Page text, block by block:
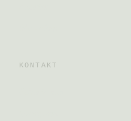
KONTAKT